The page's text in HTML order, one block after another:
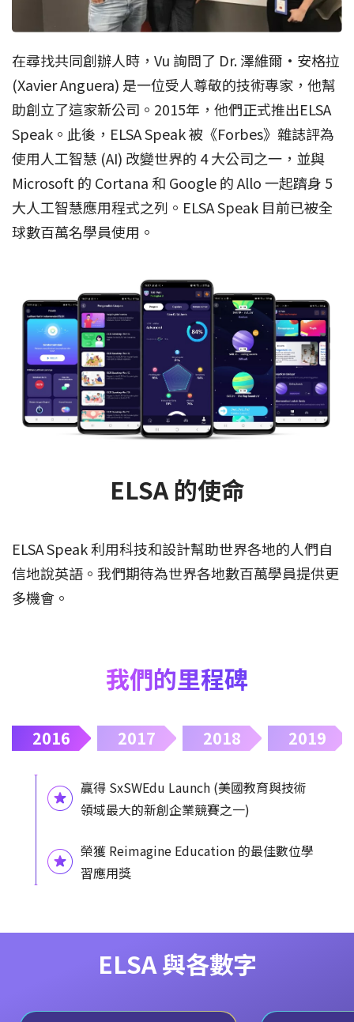
在尋找共同創辦人時，Vu 詢問了 Dr. 澤維爾·安格拉
(Xavier Anguera) 是一位受人尊敬的技術專家，他幫
助創立了這家新公司。2015年，他們正式推出ELSA
Speak。此後，ELSA Speak 被《Forbes》雜誌評為
使用人工智慧 (AI) 改變世界的 4 大公司之一，並與
Microsoft 的 Cortana 和 Google 的 Allo 一起躋身 5
大人工智慧應用程式之列。ELSA Speak 目前已被全
球數百萬名學員使用。
ELSA 的使命
ELSA Speak 利用科技和設計幫助世界各地的人們自
信地說英語。我們期待為世界各地數百萬學員提供更
多機會。
我們的里程碑
2016 2017 2018 2019
贏得 SxSWEdu Launch (美國教育與技術
領域最大的新創企業競賽之一)
榮獲 Reimagine Education 的最佳數位學
習應用獎
ELSA 與各數字